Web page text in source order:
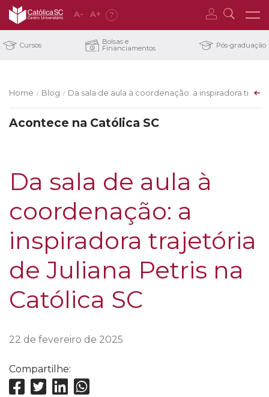
A- A+ ?
Cursos Bolsas e
Financiamentos Pós-graduação
Home / Blog / Da sala de aula à coordenação: a inspiradora
Acontece na Católica SC
Da sala de aula à
coordenação: a
inspiradora trajetória
de Juliana Petris na
Católica SC
22 de fevereiro de 2025
Compartilhe: